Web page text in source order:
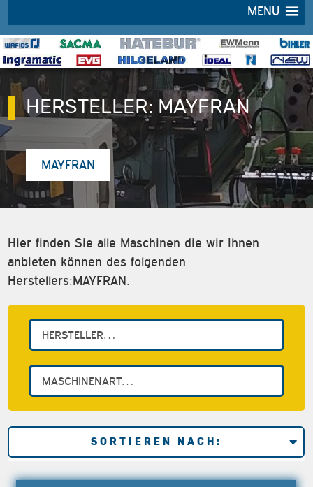
MENU
HERSTELLER: MAYFRAN
MAYFRAN
Hier finden Sie alle Maschinen die wir Ihnen
anbieten können des folgenden
Herstellers:MAYFRAN.